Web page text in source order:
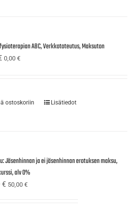
ABC, Verkkototeutus, Maksuton
0,00€
ostoskoriin Lisätiedot
Jäsenhinnan ja ei jäsenhinnan erotuksen maksu,
alv 0%
€ 50,00€